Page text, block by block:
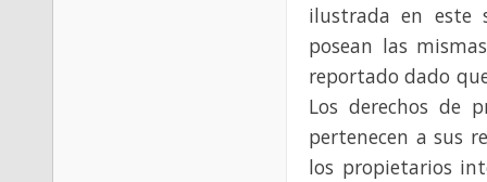
ilustrada en este
posean las
reportado dado
Los derechos de
pertenecen a sus
los propietarios